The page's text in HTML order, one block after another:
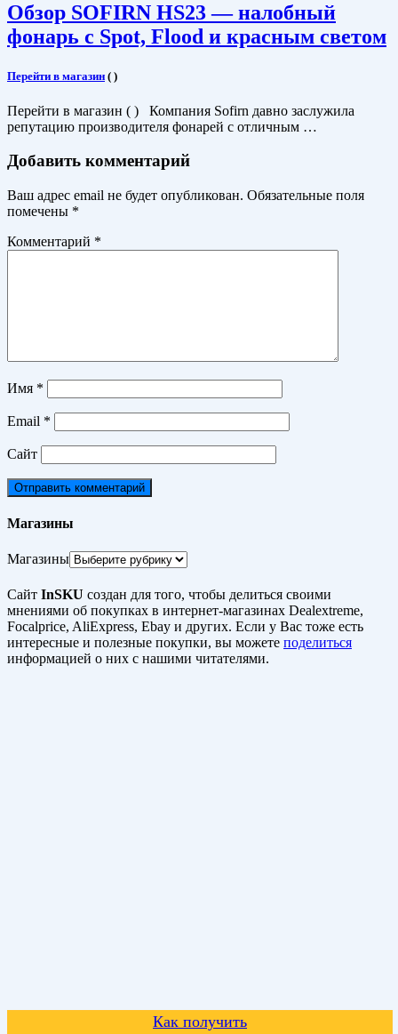
Обзор SOFIRN HS23 — налобный
фонарь с Spot, Flood и красным светом
Перейти в магазин ( )
Перейти в магазин ( ) Компания Sofirn давно заслужила
репутацию производителя фонарей с отличным …
Добавить комментарий
Ваш адрес email не будет опубликован. Обязательные поля
помечены *
Комментарий *
Имя *
Email *
Сайт
Магазины
Магазины
Сайт InSKU создан для того, чтобы делиться своими
мнениями об покупках в интернет-магазинах Dealextreme,
Focalprice, AliExpress, Ebay и других. Если у Вас тоже есть
интересные и полезные покупки, вы можете поделиться
информацией о них с нашими читателями.
Как получить